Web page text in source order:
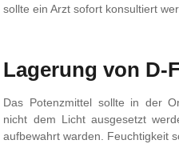
sollte ein Arzt sofort konsultiert
Lagerung von D-
Das Potenzmittel sollte in der
nicht dem Licht ausgesetzt
aufbewahrt warden. Feuchtigkeit